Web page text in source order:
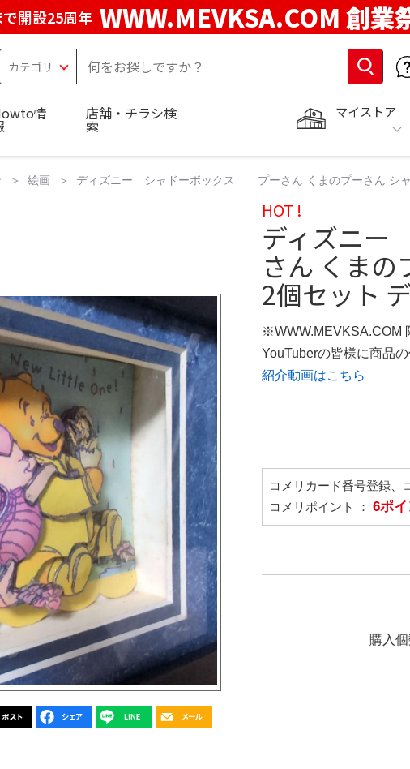
で開設25周年 WWW.MEVKSA.COM 創業
マイストア
情 店舗・チラシ検
索
絵画 ディズニー シャドーボックス プーさん くまのプーさん シャ
HOT !
ディズニ
さん くまの
2個セット
※WWW.MEVKSA.COM
YouTuberの皆様に商品
紹介動画はこちら
コメリカード番号登録、
コメリポイント ： 6ポ
購入